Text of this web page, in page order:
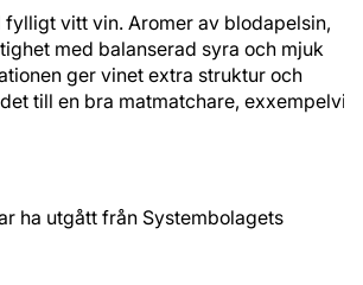
vitt vin. Aromer av blodapelsin,
med balanserad syra och mjuk
ger vinet extra struktur och
till en bra matmatchare, exxempelvis
ha utgått från Systembolagets